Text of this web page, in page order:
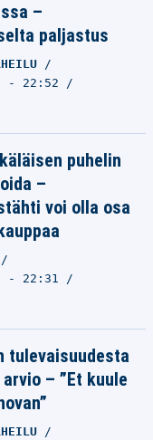
–
paljastus
- 22:52
puhelin
–
voi olla osa
- 22:31
tulevaisuudesta
– ”Et kuule